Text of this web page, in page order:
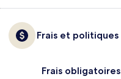
Frais et politiques
Frais obligatoires